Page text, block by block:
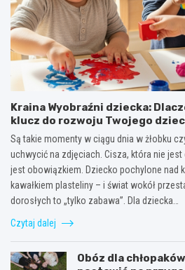
Kraina Wyobraźni dziecka:
klucz do rozwoju Twojego
Są takie momenty w ciągu dnia w żłobku
uchwycić na zdjęciach. Cisza, która nie
jest obowiązkiem. Dziecko pochylone nad
kawałkiem plasteliny – i świat wokół
dorosłych to „tylko zabawa”. Dla dziecka…
Czytaj dalej
Obóz dla